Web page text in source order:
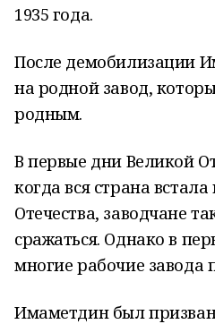
1935 года.
После демобилизации
на родной завод,
родным.
В первые дни Великой
когда вся страна
Отечества, заводчане
сражаться. Однако в
многие рабочие завода
Имаметдин был